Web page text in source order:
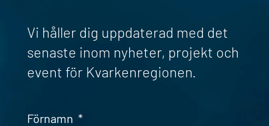
Vi håller dig uppdaterad med det
senaste inom nyheter, projekt och
event för Kvarkenregionen.
Förnamn *